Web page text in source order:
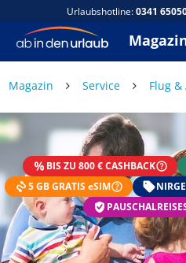
Urlaubshotline:0341 65050
Magazin Service Flug
BIS ZU 800 € CASHBACK
5 GB
NIRGENDWO
DEIN SOMMER
AUS
Exklusiv: Nur in der ab in
☀️ Bis zu 1.000 €
📱 App gratis
🧝 Konto anlegen